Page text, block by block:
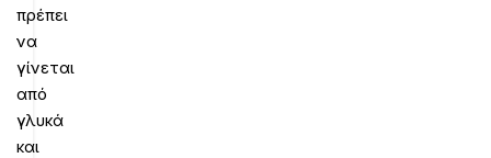
πρέπει
να
γίνεται
από
γλυκά
και